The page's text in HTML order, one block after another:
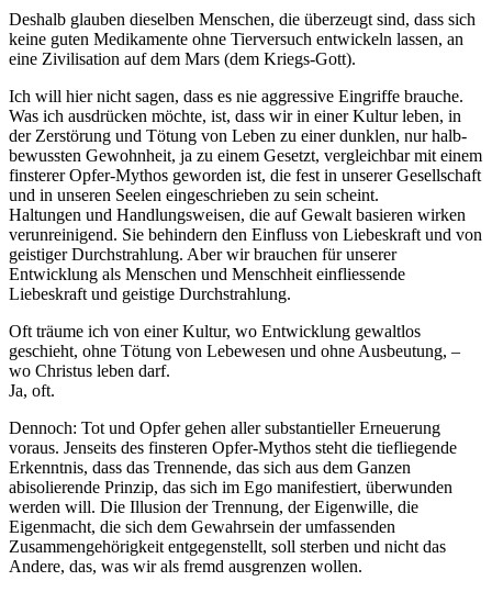
Deshalb glauben dieselben Menschen, die überzeugt sind, dass sich
keine guten Medikamente ohne Tierversuch entwickeln lassen, an
eine Zivilisation auf dem Mars (dem Kriegs-Gott).
Ich will hier nicht sagen, dass es nie aggressive Eingriffe brauche.
Was ich ausdrücken möchte, ist, dass wir in einer Kultur leben, in
der Zerstörung und Tötung von Leben zu einer dunklen, nur halb-
bewussten Gewohnheit, ja zu einem Gesetzt, vergleichbar mit einem
finsterer Opfer-Mythos geworden ist, die fest in unserer Gesellschaft
und in unseren Seelen eingeschrieben zu sein scheint.
Haltungen und Handlungsweisen, die auf Gewalt basieren wirken
verunreinigend. Sie behindern den Einfluss von Liebeskraft und von
geistiger Durchstrahlung. Aber wir brauchen für unserer
Entwicklung als Menschen und Menschheit einfliessende
Liebeskraft und geistige Durchstrahlung.
Oft träume ich von einer Kultur, wo Entwicklung gewaltlos
geschieht, ohne Tötung von Lebewesen und ohne Ausbeutung, –
wo Christus leben darf.
Ja, oft.
Dennoch: Tot und Opfer gehen aller substantieller Erneuerung
voraus. Jenseits des finsteren Opfer-Mythos steht die tiefliegende
Erkenntnis, dass das Trennende, das sich aus dem Ganzen
abisolierende Prinzip, das sich im Ego manifestiert, überwunden
werden will. Die Illusion der Trennung, der Eigenwille, die
Eigenmacht, die sich dem Gewahrsein der umfassenden
Zusammengehörigkeit entgegenstellt, soll sterben und nicht das
Andere, das, was wir als fremd ausgrenzen wollen.